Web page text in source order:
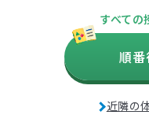
すべての
順番
近隣の